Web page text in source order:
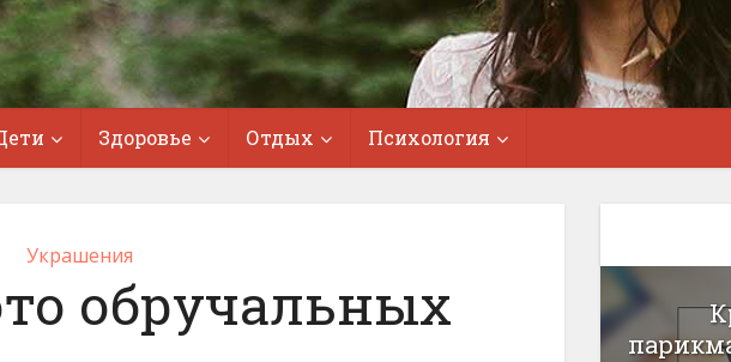
Здоровье Отдых Психология
Украшения
обручальных